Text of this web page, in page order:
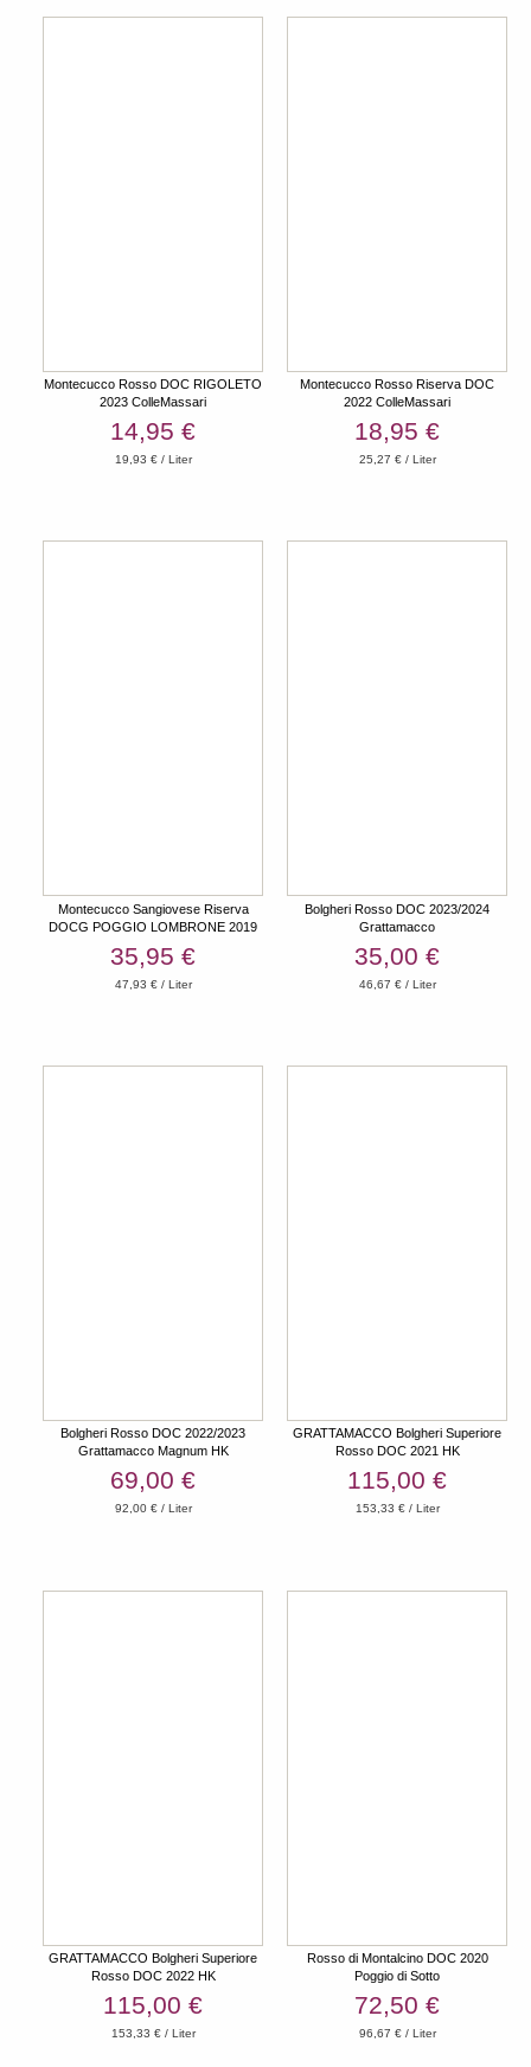
Montecucco Rosso DOC RIGOLETO
2023 ColleMassari
14,95 €
19,93 € / Liter
Montecucco Rosso Riserva DOC
2022 ColleMassari
18,95 €
25,27 € / Liter
Montecucco Sangiovese Riserva
DOCG POGGIO LOMBRONE 2019
35,95 €
47,93 € / Liter
Bolgheri Rosso DOC 2023/2024
Grattamacco
35,00 €
46,67 € / Liter
Bolgheri Rosso DOC 2022/2023
Grattamacco Magnum HK
69,00 €
92,00 € / Liter
GRATTAMACCO Bolgheri Superiore
Rosso DOC 2021 HK
115,00 €
153,33 € / Liter
GRATTAMACCO Bolgheri Superiore
Rosso DOC 2022 HK
115,00 €
153,33 € / Liter
Rosso di Montalcino DOC 2020
Poggio di Sotto
72,50 €
96,67 € / Liter